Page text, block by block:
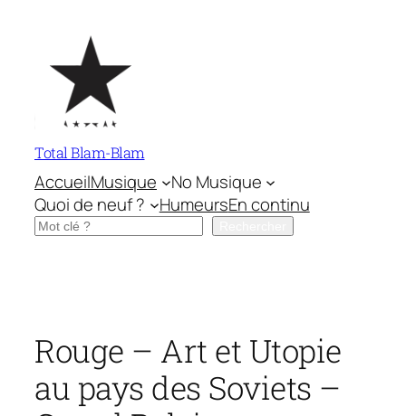
contenu
Total Blam-Blam
AccueilMusique
No Musique
Quoi de neuf ?
HumeursEn continu
Rechercher
Rouge – Art et Utopie
au pays des Soviets –